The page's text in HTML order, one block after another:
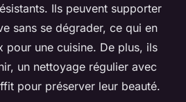
Ils peuvent supporter
sans se dégrader, ce qui en
pour une cuisine. De plus, ils
un nettoyage régulier avec
pour préserver leur beauté.